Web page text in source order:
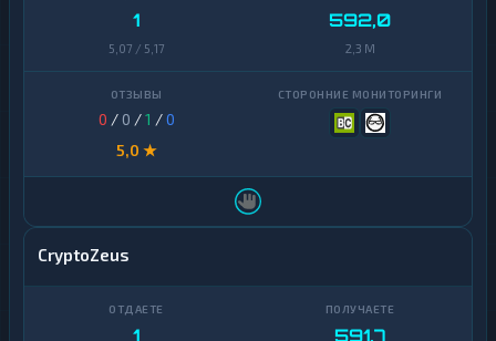
1
5,07 / 5,17
592,0
2,3 M
0 / 0 /1 /0
5,0 ★
CryptoZeus
1 591,7